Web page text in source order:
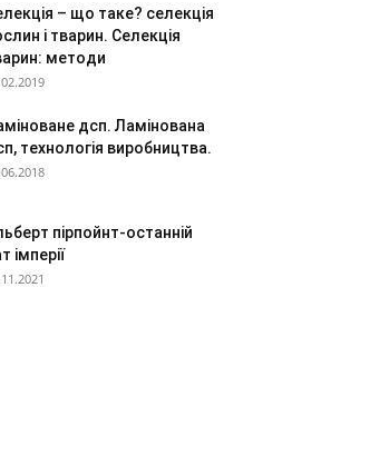
– що таке? селекція
і тварин. Селекція
методи
дсп. Ламінована
технологія виробництва.
пірпойнт-останній
імперії